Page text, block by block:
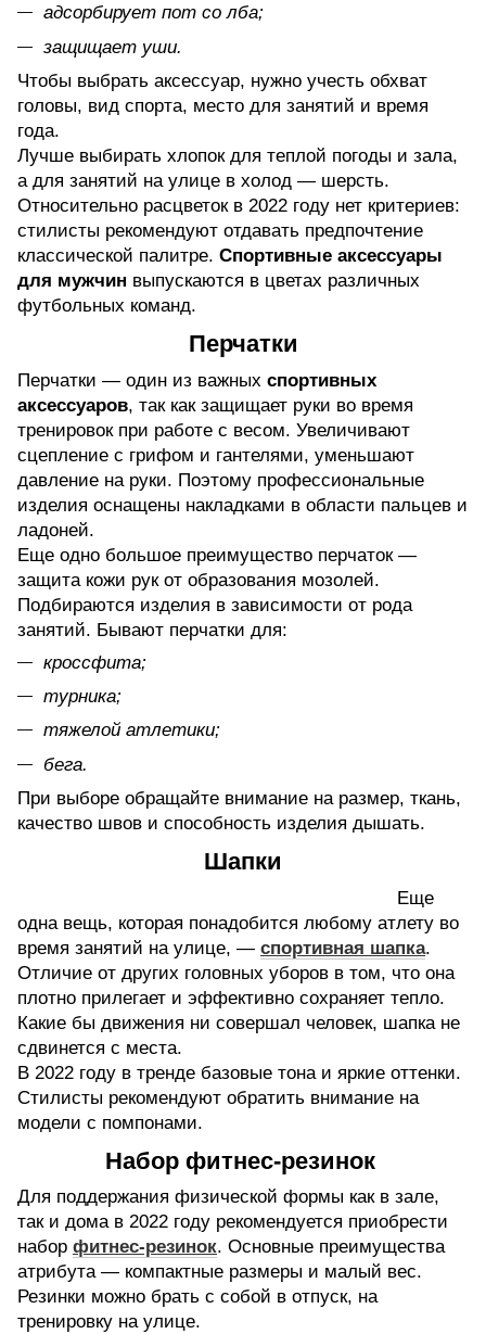
адсорбирует пот со лба;
защищает уши.
Чтобы выбрать аксессуар, нужно учесть обхват
головы, вид спорта, место для занятий и время
года.
Лучше выбирать хлопок для теплой погоды и зала,
а для занятий на улице в холод — шерсть.
Относительно расцветок в 2022 году нет критериев:
стилисты рекомендуют отдавать предпочтение
классической палитре. Спортивные аксессуары
для мужчин выпускаются в цветах различных
футбольных команд.
Перчатки
Перчатки — один из важных спортивных
аксессуаров, так как защищает руки во время
тренировок при работе с весом. Увеличивают
сцепление с грифом и гантелями, уменьшают
давление на руки. Поэтому профессиональные
изделия оснащены накладками в области пальцев и
ладоней.
Еще одно большое преимущество перчаток —
защита кожи рук от образования мозолей.
Подбираются изделия в зависимости от рода
занятий. Бывают перчатки для:
кроссфита;
турника;
тяжелой атлетики;
бега.
При выборе обращайте внимание на размер, ткань,
качество швов и способность изделия дышать.
Шапки
Еще
одна вещь, которая понадобится любому атлету во
время занятий на улице, — спортивная шапка.
Отличие от других головных уборов в том, что она
плотно прилегает и эффективно сохраняет тепло.
Какие бы движения ни совершал человек, шапка не
сдвинется с места.
В 2022 году в тренде базовые тона и яркие оттенки.
Стилисты рекомендуют обратить внимание на
модели с помпонами.
Набор фитнес-резинок
Для поддержания физической формы как в зале,
так и дома в 2022 году рекомендуется приобрести
набор фитнес-резинок. Основные преимущества
атрибута — компактные размеры и малый вес.
Резинки можно брать с собой в отпуск, на
тренировку на улице.